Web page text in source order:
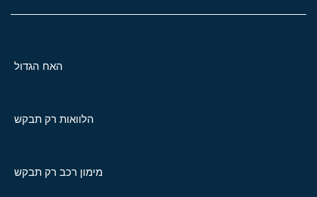
האח הגדול
הלוואות רק תבקש
מימון רכב רק תבקש